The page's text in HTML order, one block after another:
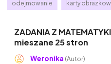
odejmowanie karty
ZADANIA Z
mieszane 25 stron
Weronika (Autor)